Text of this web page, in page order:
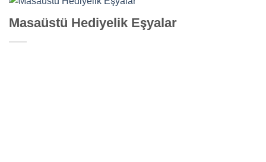
Masaüstü Hediyelik Eşyalar